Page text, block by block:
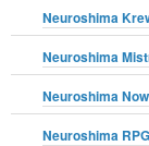
Neuroshima
Neuroshima
Neuroshima
Neuroshima